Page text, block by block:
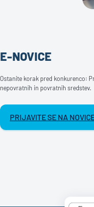
E-NOVICE
Ostanite korak pred konkurenco:
nepovratnih in povratnih sredstev.
PRIJAVITE SE NA